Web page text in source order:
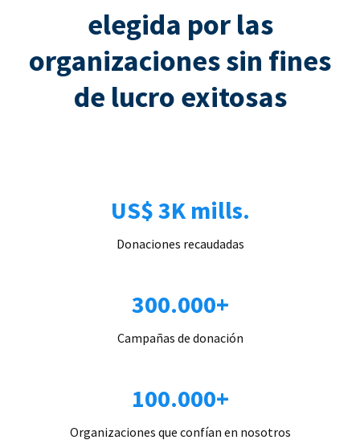
elegida por las
organizaciones sin fines
de lucro exitosas
US$ 3K mills.
Donaciones recaudadas
300.000+
Campañas de donación
100.000+
Organizaciones que confían en nosotros